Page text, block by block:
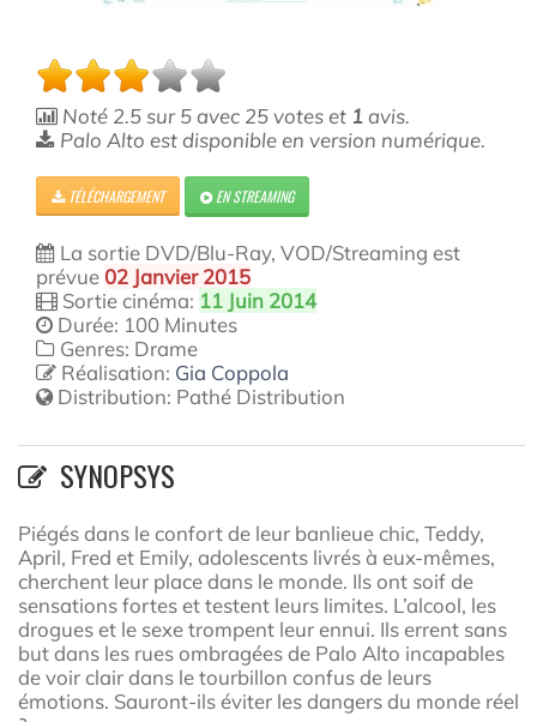
Noté 2.5sur5 avec 25votes et 1 avis.
Palo Alto est disponible en version numérique.
TÉLÉCHARGEMENT EN STREAMING
La sortie DVD/Blu-Ray, VOD/Streaming est
prévue02 Janvier 2015
Sortie cinéma: 11 Juin 2014
Durée: 100 Minutes
Genres: Drame
Réalisation: Gia Coppola
Distribution: Pathé Distribution
SYNOPSYS
Piégés dans le confort de leur banlieue chic, Teddy,
April, Fred et Emily, adolescents livrés à eux-mêmes,
cherchent leur place dans le monde. Ils ont soif de
sensations fortes et testent leurs limites. L’alcool, les
drogues et le sexe trompent leur ennui. Ils errent sans
but dans les rues ombragées de Palo Alto incapables
de voir clair dans le tourbillon confus de leurs
émotions. Sauront-ils éviter les dangers du monde réel